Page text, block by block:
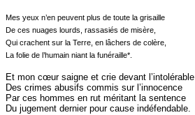
Mes yeux n’en peuvent plus de toute la grisaille
De ces nuages lourds, rassasiés de misère,
Qui crachent sur la Terre, en lâchers de colère,
La folie de l’humain niant la funéraille*.
Et mon cœur saigne et crie devant l’intolérable
Des crimes abusifs commis sur l’innocence
Par ces hommes en rut méritant la sentence
Du jugement dernier pour cause indéfendable.